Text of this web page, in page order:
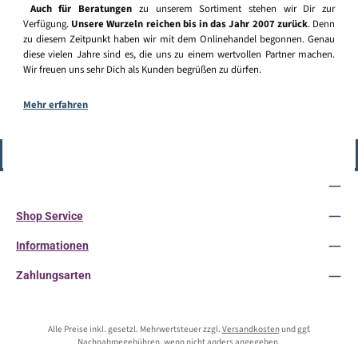
Auch für Beratungen zu unserem Sortiment stehen wir Dir zur
Verfügung. Unsere Wurzeln reichen bis in das Jahr 2007 zurück. Denn
zu diesem Zeitpunkt haben wir mit dem Onlinehandel begonnen. Genau
diese vielen Jahre sind es, die uns zu einem wertvollen Partner machen.
Wir freuen uns sehr Dich als Kunden begrüßen zu dürfen.
Mehr erfahren
Shop Service
Informationen
Zahlungsarten
Alle Preise inkl. gesetzl. Mehrwertsteuer zzgl. Versandkostenund ggf.